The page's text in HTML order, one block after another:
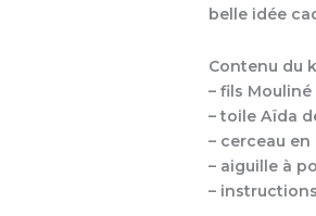
belle idée
Contenu du
– fils Mouliné
– toile Aïda
– cerceau en
– aiguille à
–